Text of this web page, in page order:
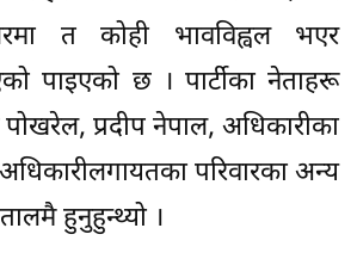
त कोही भावविह्वल भएर
पाइएको छ । पार्टीका नेताहरू
प्रदीप नेपाल, अधिकारीका
परिवारका अन्य
हुनुहुन्थ्यो ।